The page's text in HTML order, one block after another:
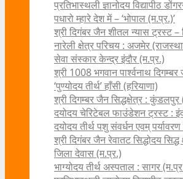
प्रतिभास्थली ज्ञानोदय विद्यापीठ
पधारो म्हारे देश में – ‘भोपाल (म.प्र.)’
श्री दिगंबर जैन शीतल न्यास ट्रस्ट –
नारेली क्षेत्र परिचय : अजमेर
सेवा संस्कार केन्द्र इंदौर (म.प्र.)
श्री 1008 भगवान पार्श्वनाथ
‘पुण्योदय तीर्थ’ हाँसी (हरियाणा)
श्री दिगम्बर जैन सिद्धक्षेत्र : कुंडलपुर
दयोदय चेरिटेबल फाउंडेशन ट्रस्ट :
दयोदय तीर्थ पशु संवर्धन एवम्‌
श्री दिगंबर जैन रेवातट सिद्धोदय
जिला देवास (म.प्र.)
भाग्योदय तीर्थ अस्पताल : सागर